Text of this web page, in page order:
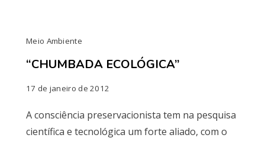
Meio Ambiente
“CHUMBADA ECOLÓGICA”
17 de janeiro de 2012
A consciência preservacionista tem na pesquisa
científica e tecnológica um forte aliado, com o